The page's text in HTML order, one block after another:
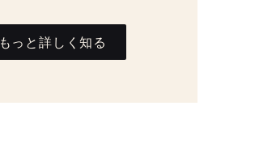
もっと詳しく知る